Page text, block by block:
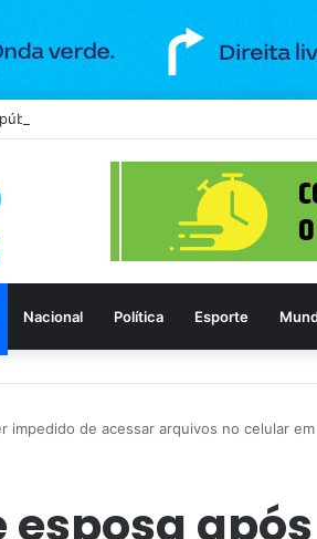
de Goiânia recebe espetáculo teatral
Nacional Política Esporte
impedido de acessar arquivos no celular em